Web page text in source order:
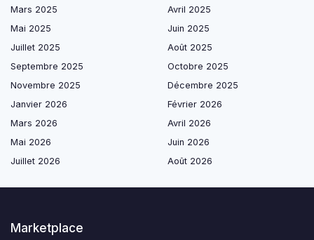
Mars 2025
Avril 2025
Mai 2025
Juin 2025
Juillet 2025
Août 2025
Septembre 2025
Octobre 2025
Novembre 2025
Décembre 2025
Janvier 2026
Février 2026
Mars 2026
Avril 2026
Mai 2026
Juin 2026
Juillet 2026
Août 2026
Marketplace